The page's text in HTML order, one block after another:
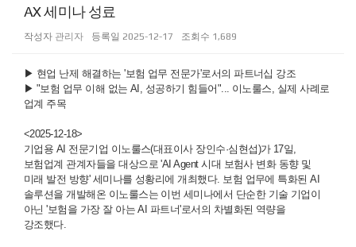
AX 세미나 성료
작성자 관리자 등록일 2025-12-17 조회수 1,689
▶ 현업 난제 해결하는 '보험 업무 전문가'로서의 파트너십 강조
▶ "보험 업무 이해 없는 AI, 성공하기 힘들어"... 이노룰스, 실제 사례로
업계 주목
<2025-12-18>
기업용 AI 전문기업 이노룰스(대표이사 장인수·심현섭)가 17일,
보험업계 관계자들을 대상으로 'AI Agent 시대 보험사 변화 동향 및
미래 발전 방향' 세미나를 성황리에 개최했다. 보험 업무에 특화된 AI
솔루션을 개발해온 이노룰스는 이번 세미나에서 단순한 기술 기업이
아닌 '보험을 가장 잘 아는 AI 파트너'로서의 차별화된 역량을
강조했다.